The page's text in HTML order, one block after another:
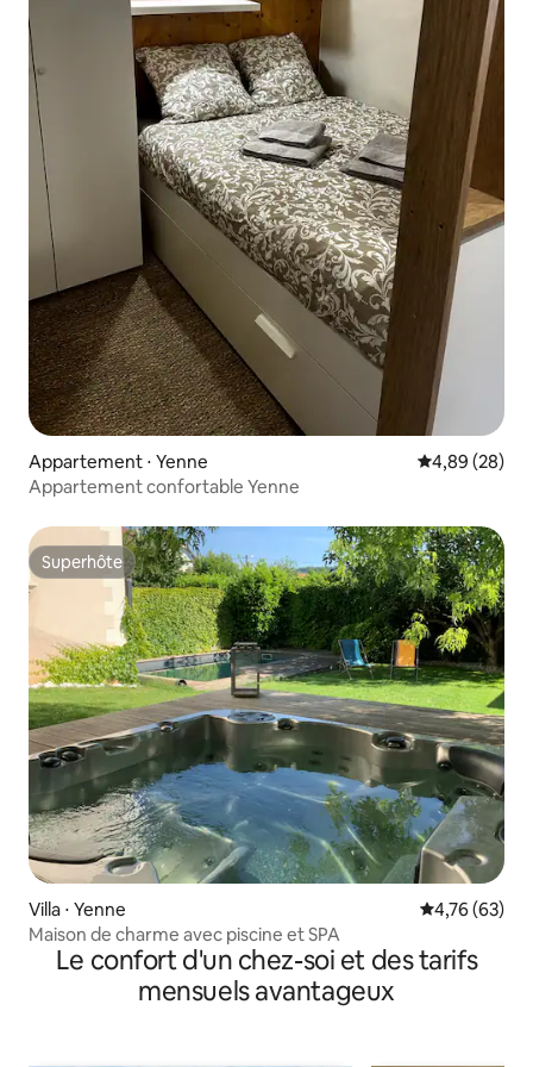
Appartement ⋅ Yenne Évaluation
4,89 (28)
Appartement confortable Yenne
Superhôte
Superhôte
Villa ⋅ Yenne Évaluation
4,76 (63)
Maison de charme avec piscine et SPA
Le confort d'un chez-soi et des tarifs
mensuels avantageux